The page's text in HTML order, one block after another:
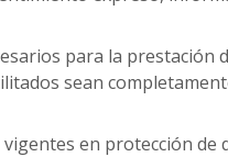
para la prestación
sean
en protección de